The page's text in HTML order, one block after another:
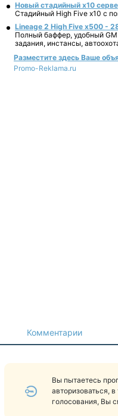
Новый стадийный х10
Стадийный High Five x10 с
Lineage 2 High Five x500 -
Полный баффер, удобный
задания, инстансы,
Разместите здесь Ваше
Promo-Reklama.ru
Комментарии
Вы пытаетесь
авторизоваться,
голосования, Вы